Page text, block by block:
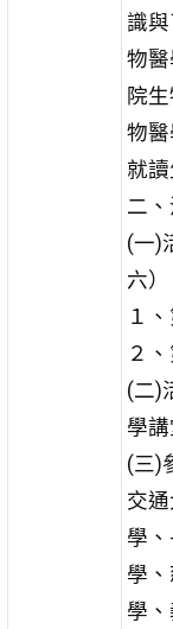
識
物
院
物
就
二、
(一)
六）
１
２
(二)
學講
(三)
交
學
學
學